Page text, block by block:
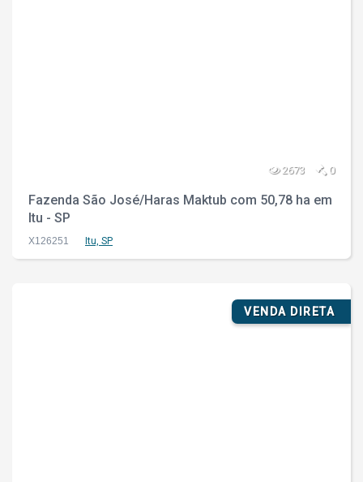
2673 0
Fazenda São José/Haras Maktub com 50,78 ha em
Itu - SP
X126251 Itu, SP
VENDA DIRETA